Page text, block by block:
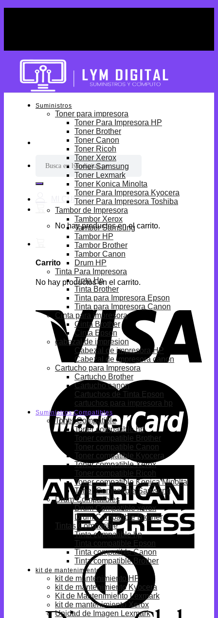
por:
No hay productos en el carrito.
Carrito
No hay productos en el carrito.
Suministros
Toner para impresora
Toner Para Impresora HP
Toner Brother
Toner Canon
Toner Ricoh
Toner Xerox
Toner Samsung
Toner Lexmark
Toner Konica Minolta
Toner Para Impresora Kyocera
Toner Para Impresora Toshiba
Tambor de Impresora
Tambor Xerox
Tambor Samsung
Tambor HP
Tambor Brother
Tambor Canon
Drum HP
Tinta Para Impresora
Tinta Hp
Tinta Brother
Tinta para Impresora Epson
Tinta para Impresora Canon
Cinta para impresora
Cinta Brother
Cinta Epson
cabezal de impresion
Cabezal de impresora HP
Cabezal de impresora canon
Cartucho para Impresora
Cartucho Brother
Cartucho canon
Cartuchos de Tinta Epson
cartuchos para impresora hp
Suministros Compatibles
Toner Compatible
Toner compatible hp
Toner compatible Brother
Toner compatible Canon
Toner compatible Kyocera
Toner compatible Xerox
Toner compatible Ricoh
Toner compatible Konica Minolta
Toner Compatible Samsung
Drum Compatibles
Drum Compatible xerox
Drum Compatible Brother
Tintas Compatible
Tinta compatible hp
Tinta compatible Epson
Tinta compatible Canon
Tinta compatible Brother
kit de mantenimiento
kit de mantenimiento HP
kit de mantenimiento Kyocera
Kit de Mantenimiento Lexmark
kit de mantenimiento Xerox
Unidad de Imagen Lexmark